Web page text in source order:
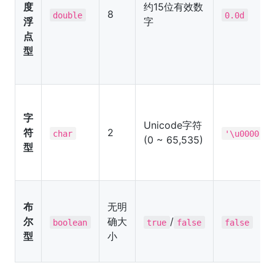
度
浮
点
型
double 8
约15位有效数
字
0.0d
字
符
型
char 2
Unicode字符
(0 ~ 65,535)
'\u0000'
布
尔
型
boolean
无明
确大
小
true / false false